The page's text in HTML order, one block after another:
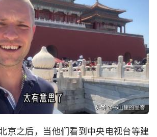
京之后，当他们看到中央电视台等建